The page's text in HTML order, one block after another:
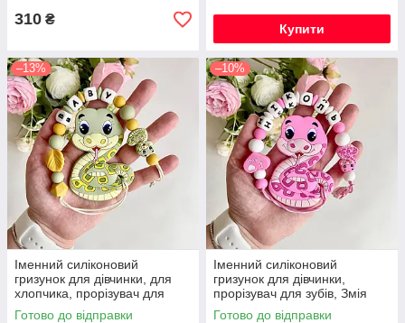
310 ₴
Купити
–13%
Іменний силіконовий
гризунок для дівчинки, для
хлопчика, прорізувач для
зубів, Змія (хакі)
Готово до відправки
–10%
Іменний силіконовий
гризунок для дівчинки,
прорізувач для зубів, Змія
(рожевий)
Готово до відправки